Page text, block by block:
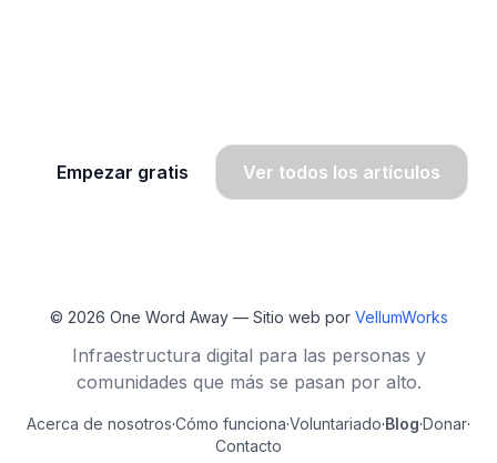
Empezar gratis Ver todos los artículos
© 2026 One Word Away— Sitio web por VellumWorks
Infraestructura digital para las personas y
comunidades que más se pasan por alto.
Acerca de nosotros·Cómo funciona·Voluntariado·Blog·Donar·
Contacto